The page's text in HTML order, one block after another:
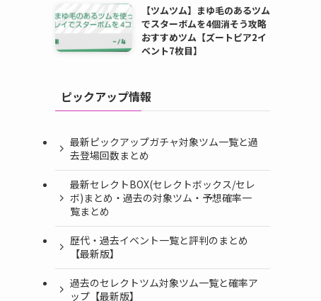
【ツムツム】まゆ毛のあるツム
でスターボムを4個消そう攻略
おすすめツム【ズートピア2イ
ベント7枚目】
ピックアップ情報
最新ピックアップガチャ対象ツム一覧と過
去登場回数まとめ
最新セレクトBOX(セレクトボックス/セレ
ボ)まとめ・過去の対象ツム・予想確率一
覧まとめ
歴代・過去イベント一覧と評判のまとめ
【最新版】
過去のセレクトツム対象ツム一覧と確率ア
ップ【最新版】